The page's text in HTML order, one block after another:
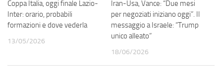
Coppa Italia, oggi finale Lazio-
Inter: orario, probabili
formazioni e dove vederla
13/05/2026
Iran-Usa, Vance: “Due mesi
per negoziati iniziano oggi”. Il
messaggio a Israele: “Trump
unico alleato”
18/06/2026